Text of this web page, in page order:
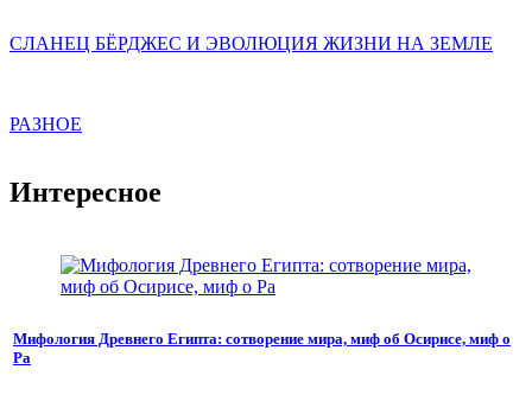
СЛАНЕЦ БЁРДЖЕС И ЭВОЛЮЦИЯ ЖИЗНИ НА ЗЕМЛЕ
РАЗНОЕ
Интересное
Мифология Древнего Египта: сотворение мира, миф об Осирисе, миф о
Ра